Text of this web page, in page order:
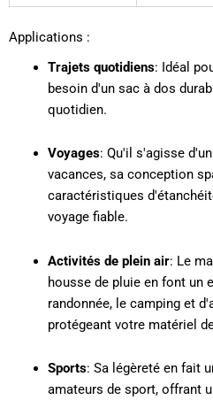
Applications :
Trajets quotidiens: Idéal
besoin d'un sac à dos
quotidien.
Voyages: Qu'il s'agisse
vacances, sa conception
caractéristiques
voyage fiable.
Activités de plein air: Le
housse de pluie en font un
randonnée, le camping et
protégeant votre matériel
Sports: Sa légèreté en fait
amateurs de sport, offrant